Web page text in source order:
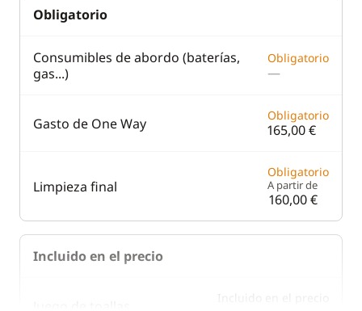
Obligatorio
Consumibles de abordo (baterías,
gas...)
Obligatorio
—
Gasto de One Way Obligatorio
165,00 €
Limpieza final
Obligatorio
A partir de
160,00 €
Incluido en el precio
Incluido en el precio